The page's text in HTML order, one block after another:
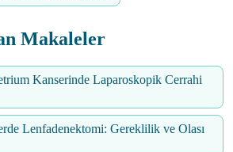
Makaleler
Kanserinde Laparoskopik Cerrahi
Lenfadenektomi: Gereklilik ve Olası